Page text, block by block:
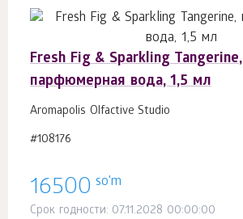
Fresh Fig & Sparkling Tangerine,
парфюмерная вода, 1,5 мл
Aromapolis Olfactive Studio
#108176
16500 so'm
Срок годности: 07.11.2028 00:00:00